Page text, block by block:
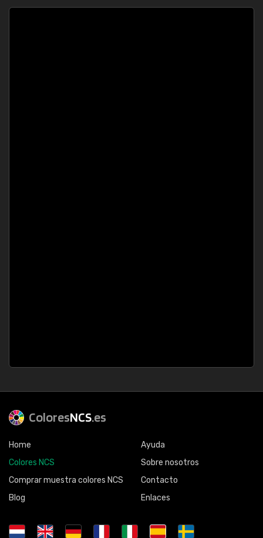
ColoresNCS.es
Home
Colores NCS
Comprar muestra colores NCS
Blog
Ayuda
Sobre nosotros
Contacto
Enlaces